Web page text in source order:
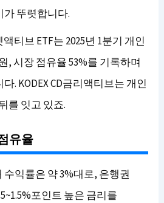
가 뚜렷합니다.
티브 ETF는 2025년 1분기 개인
, 시장 점유율 53%를 기록하며
. KODEX CD금리액티브는 개인
를 잇고 있죠.
유율
수익률은 약 3%대로, 은행권
포인트 높은 금리를